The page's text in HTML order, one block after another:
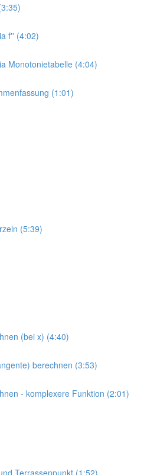
f'' (4:02)
Monotonietabelle (4:04)
(1:01)
(5:39)
(bei x) (4:40)
berechnen (3:53)
- komplexere Funktion (2:01)
Terrassenpunkt (1:52)